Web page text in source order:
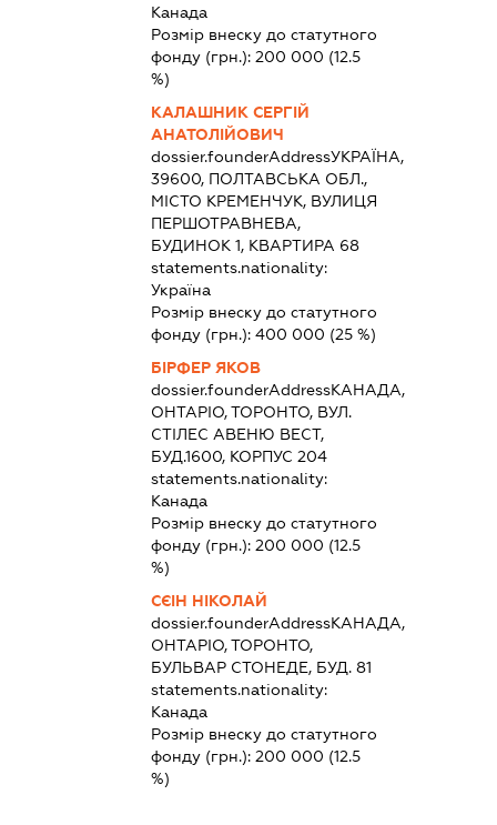
Канада
Розмір внеску до статутного
фонду (грн.): 200 000 (12.5
%)
КАЛАШНИК СЕРГІЙ
АНАТОЛІЙОВИЧ
dossier.founderAddressУКРАЇНА,
39600, ПОЛТАВСЬКА ОБЛ.,
МІСТО КРЕМЕНЧУК, ВУЛИЦЯ
ПЕРШОТРАВНЕВА,
БУДИНОК 1, КВАРТИРА 68
statements.nationality:
Україна
Розмір внеску до статутного
фонду (грн.): 400 000 (25 %)
БІРФЕР ЯКОВ
dossier.founderAddressКАНАДА,
ОНТАРІО, ТОРОНТО, ВУЛ.
СТІЛЕС АВЕНЮ ВЕСТ,
БУД.1600, КОРПУС 204
statements.nationality:
Канада
Розмір внеску до статутного
фонду (грн.): 200 000 (12.5
%)
СЄІН НІКОЛАЙ
dossier.founderAddressКАНАДА,
ОНТАРІО, ТОРОНТО,
БУЛЬВАР СТОНЕДЕ, БУД. 81
statements.nationality:
Канада
Розмір внеску до статутного
фонду (грн.): 200 000 (12.5
%)